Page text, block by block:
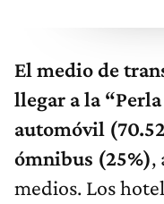
El medio de
llegar a la
automóvil
ómnibus (25%),
medios. Los